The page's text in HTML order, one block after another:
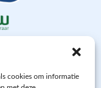
cookies om informatie